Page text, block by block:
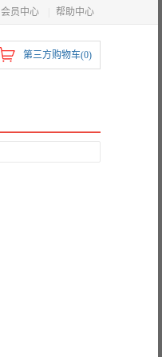
会员中心 帮助中心
第三方购物车(0)